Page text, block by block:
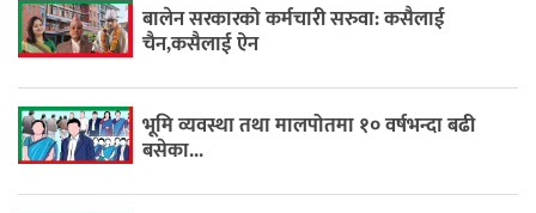
बालेन सरकारको कर्मचारी सरुवा: कसैलाई
चैन,कसैलाई ऐन
भूमि व्यवस्था तथा मालपोतमा १० वर्षभन्दा बढी
बसेका...